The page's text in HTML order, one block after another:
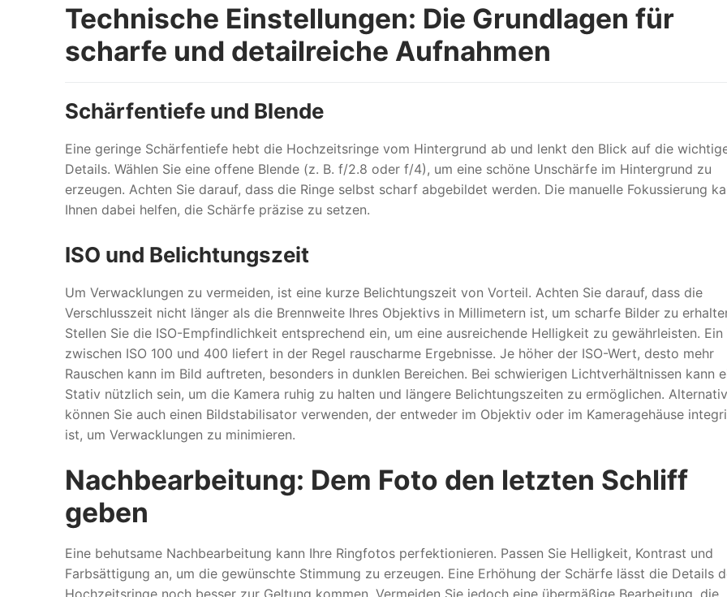
Technische Einstellungen: Die Grundlagen für
scharfe und detailreiche Aufnahmen
Schärfentiefe und Blende
Eine geringe Schärfentiefe hebt die Hochzeitsringe vom Hintergrund ab und lenkt den Blick auf die
Details. Wählen Sie eine offene Blende (z. B. f/2.8 oder f/4), um eine schöne Unschärfe im Hintergrund zu
erzeugen. Achten Sie darauf, dass die Ringe selbst scharf abgebildet werden. Die manuelle Fokussierung
Ihnen dabei helfen, die Schärfe präzise zu setzen.
ISO und Belichtungszeit
Um Verwacklungen zu vermeiden, ist eine kurze Belichtungszeit von Vorteil. Achten Sie darauf, dass die
Verschlusszeit nicht länger als die Brennweite Ihres Objektivs in Millimetern ist, um scharfe Bilder zu
Stellen Sie die ISO-Empfindlichkeit entsprechend ein, um eine ausreichende Helligkeit zu gewährleisten. Ein
zwischen ISO 100 und 400 liefert in der Regel rauscharme Ergebnisse. Je höher der ISO-Wert, desto mehr
Rauschen kann im Bild auftreten, besonders in dunklen Bereichen. Bei schwierigen Lichtverhältnissen kann
Stativ nützlich sein, um die Kamera ruhig zu halten und längere Belichtungszeiten zu ermöglichen. Alternativ
können Sie auch einen Bildstabilisator verwenden, der entweder im Objektiv oder im Kameragehäuse
ist, um Verwacklungen zu minimieren.
Nachbearbeitung: Dem Foto den letzten Schliff
geben
Eine behutsame Nachbearbeitung kann Ihre Ringfotos perfektionieren. Passen Sie Helligkeit, Kontrast und
Farbsättigung an, um die gewünschte Stimmung zu erzeugen. Eine Erhöhung der Schärfe lässt die Details